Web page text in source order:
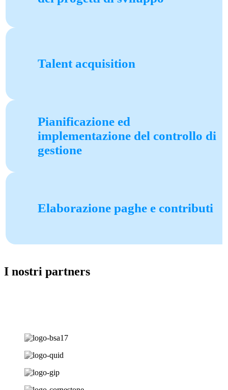
Talent acquisition
Pianificazione ed
implementazione del controllo di
gestione
Elaborazione paghe e contributi
I nostri partners